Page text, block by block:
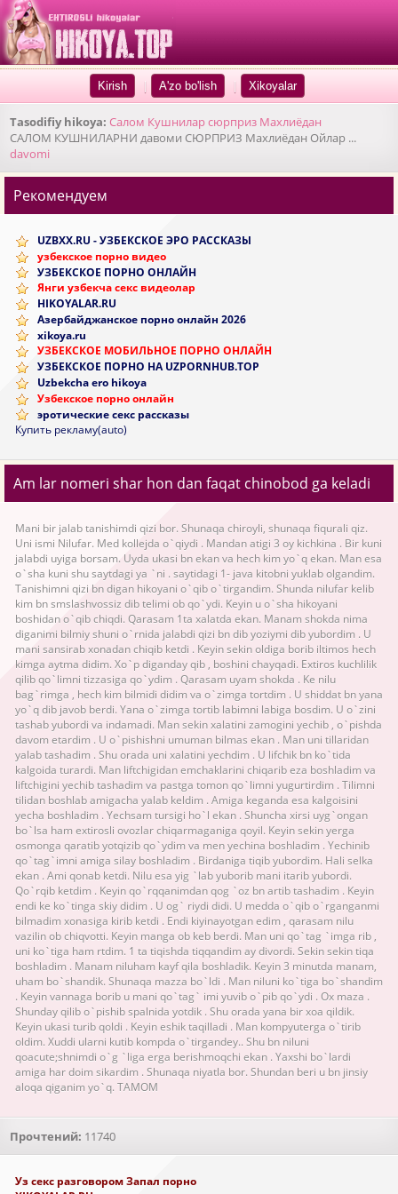
| |
Tasodifiy hikoya: Салом Кушнилар сюрприз Махлиёдан
САЛОМ КУШНИЛАРНИ давоми СЮРПРИЗ Махлиёдан Ойлар ...
davomi
Рекомендуем
UZBXX.RU - УЗБЕКСКОЕ ЭРО РАССКАЗЫ
узбекское порно видео
УЗБЕКСКОЕ ПОРНО ОНЛАЙН
Янги узбекча секс видеолар
HIKOYALAR.RU
Азербайджанское порно онлайн 2026
xikoya.ru
УЗБЕКСКОЕ МОБИЛЬНОЕ ПОРНО ОНЛАЙН
УЗБЕКСКОЕ ПОРНО НА UZPORNHUB.TOP
Uzbekcha ero hikoya
Узбекское порно онлайн
эротические секс рассказы
Купить рекламу(auto)
Am lar nomeri shar hon dan faqat chinobod ga keladi
Mani bir jalab tanishimdi qizi bor. Shunaqa chiroyli, shunaqa fiqurali qiz.
Uni ismi Nilufar. Med kollejda o`qiydi . Mandan atigi 3 oy kichkina . Bir kuni
jalabdi uyiga borsam. Uyda ukasi bn ekan va hech kim yo`q ekan. Man esa
o`sha kuni shu saytdagi ya `ni . saytidagi 1- java kitobni yuklab olgandim.
Tanishimni qizi bn digan hikoyani o`qib o`tirgandim. Shunda nilufar kelib
kim bn smslashvossiz dib telimi ob qo`ydi. Keyin u o`sha hikoyani
boshidan o`qib chiqdi. Qarasam 1ta xalatda ekan. Manam shokda nima
diganimi bilmiy shuni o`rnida jalabdi qizi bn dib yoziymi dib yubordim . U
mani sansirab xonadan chiqib ketdi . Keyin sekin oldiga borib iltimos hech
kimga aytma didim. Xo`p diganday qib , boshini chayqadi. Extiros kuchlilik
qilib qo`limni tizzasiga qo`ydim . Qarasam uyam shokda . Ke nilu
bag`rimga , hech kim bilmidi didim va o`zimga tortdim . U shiddat bn yana
yo`q dib javob berdi. Yana o`zimga tortib labimni labiga bosdim. U o`zini
tashab yubordi va indamadi. Man sekin xalatini zamogini yechib , o`pishda
davom etardim . U o`pishishni umuman bilmas ekan . Man uni tillaridan
yalab tashadim . Shu orada uni xalatini yechdim . U lifchik bn ko`tida
kalgoida turardi. Man liftchigidan emchaklarini chiqarib eza boshladim va
liftchigini yechib tashadim va pastga tomon qo`limni yugurtirdim . Tilimni
tilidan boshlab amigacha yalab keldim . Amiga keganda esa kalgoisini
yecha boshladim . Yechsam tursigi ho`l ekan . Shuncha xirsi uyg`ongan
bo`lsa ham extirosli ovozlar chiqarmaganiga qoyil. Keyin sekin yerga
osmonga qaratib yotqizib qo`ydim va men yechina boshladim . Yechinib
qo`tag`imni amiga silay boshladim . Birdaniga tiqib yubordim. Hali selka
ekan . Ami qonab ketdi. Nilu esa yig `lab yuborib mani itarib yubordi.
Qo`rqib ketdim . Keyin qo`rqqanimdan qog `oz bn artib tashadim . Keyin
endi ke ko`tinga skiy didim . U og` riydi didi. U medda o`qib o`rganganmi
bilmadim xonasiga kirib ketdi . Endi kiyinayotgan edim , qarasam nilu
vazilin ob chiqvotti. Keyin manga ob keb berdi. Man uni qo`tag `imga rib ,
uni ko`tiga ham rtdim. 1 ta tiqishda tiqqandim ay divordi. Sekin sekin tiqa
boshladim . Manam niluham kayf qila boshladik. Keyin 3 minutda manam,
uham bo`shandik. Shunaqa mazza bo`ldi . Man niluni ko`tiga bo`shandim
. Keyin vannaga borib u mani qo`tag` imi yuvib o`pib qo`ydi . Ox maza .
Shunday qilib o`pishib spalnida yotdik . Shu orada yana bir xoa qildik.
Keyin ukasi turib qoldi . Keyin eshik taqilladi . Man kompyuterga o`tirib
oldim. Xuddi ularni kutib kompda o`tirgandey.. Shu bn niluni
qoacute;shnimdi o`g `liga erga berishmoqchi ekan . Yaxshi bo`lardi
amiga har doim sikardim . Shunaqa niyatla bor. Shundan beri u bn jinsiy
aloqa qiganim yo`q. TAMOM
Прочтений: 11740
Уз секс разговором Запал порно